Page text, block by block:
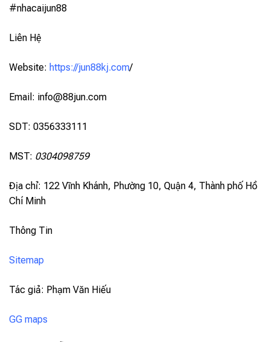
#nhacaijun88
Liên Hệ
Website: https://jun88kj.com/
Email: info@88jun.com
SDT: 0356333111
MST: 0304098759
Địa chỉ: 122 Vĩnh Khánh, Phường 10, Quận 4, Thành phố Hồ
Chí Minh
Thông Tin
Sitemap
Tác giả: Phạm Văn Hiếu
GG maps